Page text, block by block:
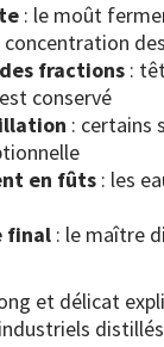
: le moût
fractions :
conservé
: certains
en fûts : les
final : le maître
et délicat